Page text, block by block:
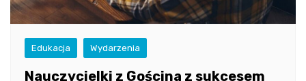
Edukacja Wydarzenia
Nauczycielki z Gościna z sukcesem